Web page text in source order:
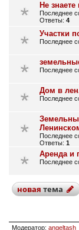
Не
Последнее
Ответы: 4
Участки
Последнее
Последнее
Дом в
Последнее
Последнее
Ответы: 1
Аренда и
Последнее
новаятема
Модератор: angeltash